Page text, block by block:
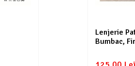
Lenjerie
Bumbac,